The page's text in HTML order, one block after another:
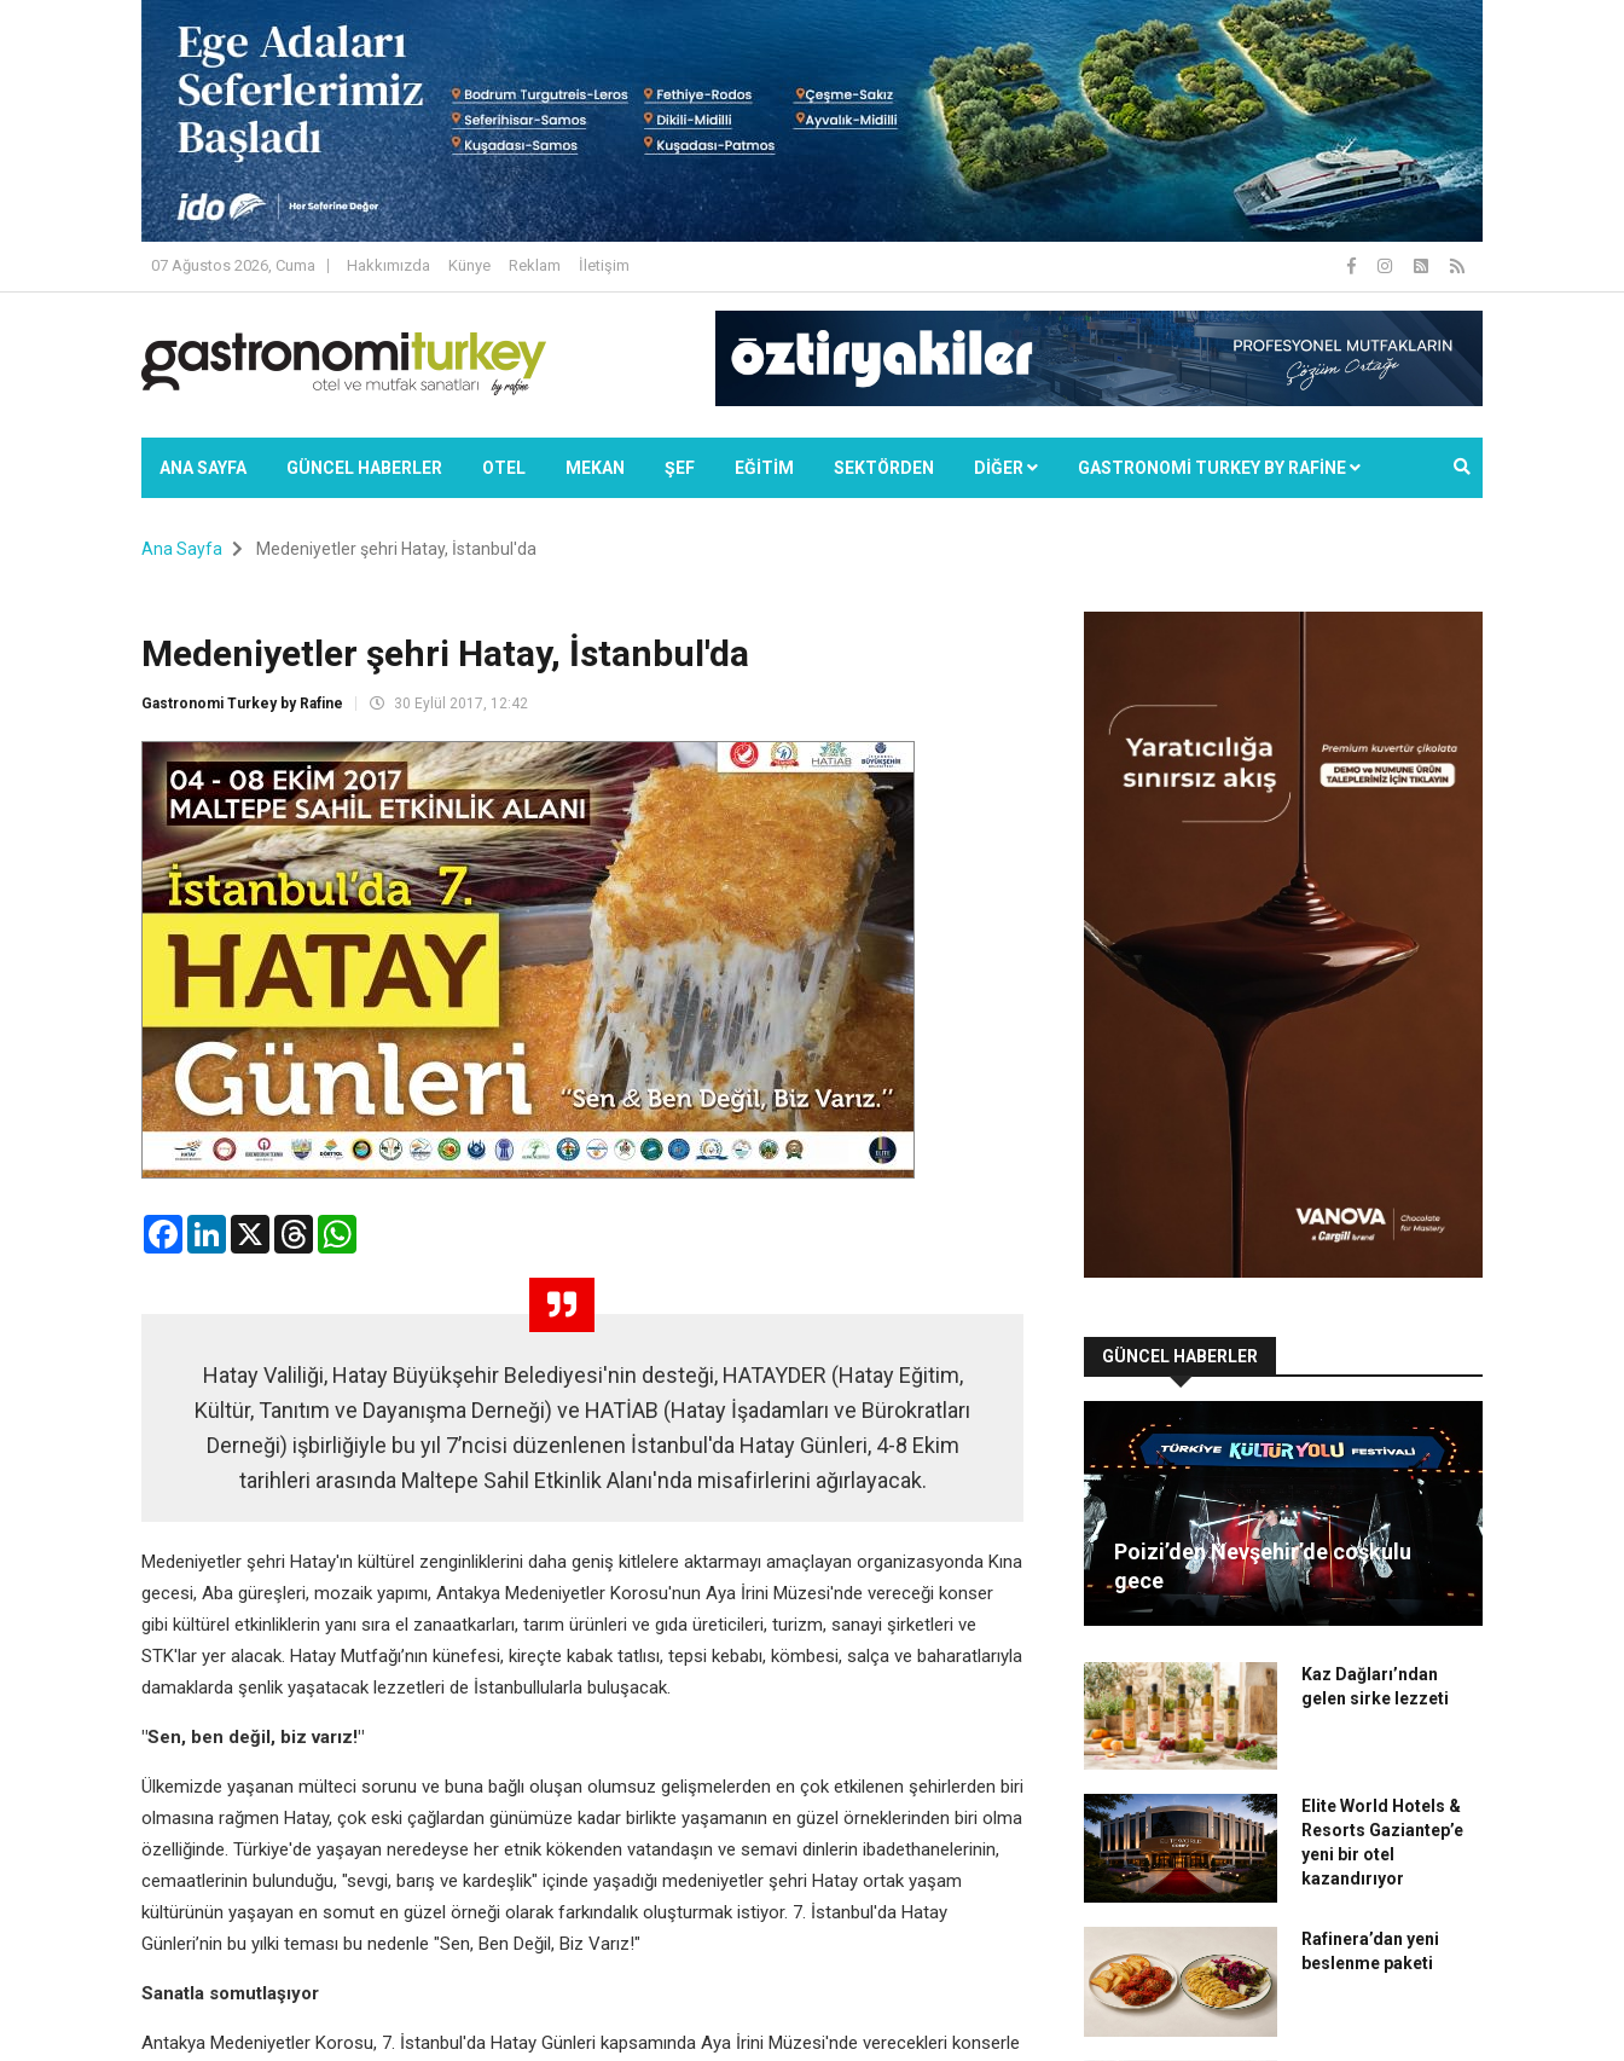
07 Ağustos 2026, Cuma Hakkımızda Künye Reklam İletişim
ANA SAYFA GÜNCEL HABERLER OTEL MEKAN ŞEF EĞİTİM SEKTÖRDEN DIĞER GASTRONOMİ TURKEY BY RAFİNE
Ana Sayfa Medeniyetler şehri Hatay, İstanbul'da
Medeniyetler şehri Hatay, İstanbul'da
Gastronomi Turkey by Rafine 30 Eylül 2017, 12:42
FacebookLinkedIn
X Threads
Hatay Valiliği, Hatay Büyükşehir Belediyesi'nin desteği, HATAYDER (Hatay Eğitim,
Kültür, Tanıtım ve Dayanışma Derneği) ve HATİAB (Hatay İşadamları ve Bürokratları
Derneği) işbirliğiyle bu yıl 7’ncisi düzenlenen İstanbul'da Hatay Günleri, 4-8 Ekim
tarihleri arasında Maltepe Sahil Etkinlik Alanı'nda misafirlerini ağırlayacak.
Medeniyetler şehri Hatay'ın kültürel zenginliklerini daha geniş kitlelere aktarmayı amaçlayan organizasyonda Kına
gecesi, Aba güreşleri, mozaik yapımı, Antakya Medeniyetler Korosu'nun Aya İrini Müzesi'nde vereceği konser
gibi kültürel etkinliklerin yanı sıra el zanaatkarları, tarım ürünleri ve gıda üreticileri, turizm, sanayi şirketleri ve
STK'lar yer alacak. Hatay Mutfağı’nın künefesi, kireçte kabak tatlısı, tepsi kebabı, kömbesi, salça ve baharatlarıyla
damaklarda şenlik yaşatacak lezzetleri de İstanbullularla buluşacak.
"Sen, ben değil, biz varız!"
Ülkemizde yaşanan mülteci sorunu ve buna bağlı oluşan olumsuz gelişmelerden en çok etkilenen şehirlerden biri
olmasına rağmen Hatay, çok eski çağlardan günümüze kadar birlikte yaşamanın en güzel örneklerinden biri olma
özelliğinde. Türkiye'de yaşayan neredeyse her etnik kökenden vatandaşın ve semavi dinlerin ibadethanelerinin,
cemaatlerinin bulunduğu, "sevgi, barış ve kardeşlik" içinde yaşadığı medeniyetler şehri Hatay ortak yaşam
kültürünün yaşayan en somut en güzel örneği olarak farkındalık oluşturmak istiyor. 7. İstanbul'da Hatay
Günleri’nin bu yılki teması bu nedenle "Sen, Ben Değil, Biz Varız!"
Sanatla somutlaşıyor
Antakya Medeniyetler Korosu, 7. İstanbul'da Hatay Günleri kapsamında Aya İrini Müzesi'nde verecekleri konserle
GÜNCEL HABERLER
Poizi’den Nevşehir’de coşkulu
gece
Kaz Dağları’ndan
gelen sirke lezzeti
Elite World Hotels &
Resorts Gaziantep’e
yeni bir otel
kazandırıyor
Rafinera’dan yeni
beslenme paketi